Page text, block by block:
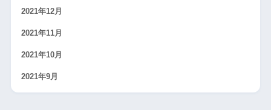
2021年12月
2021年11月
2021年10月
2021年9月